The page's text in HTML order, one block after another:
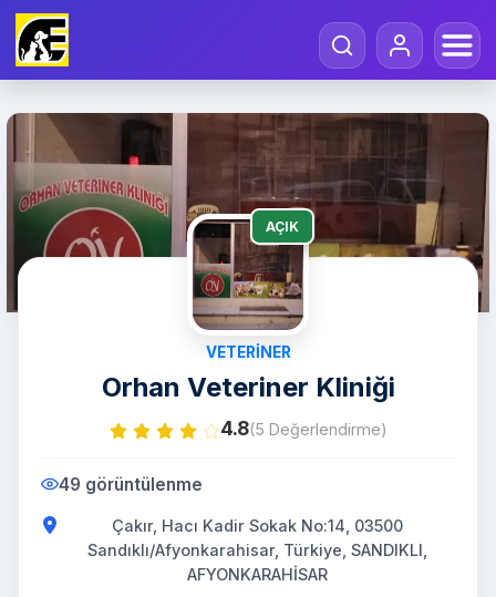
AÇIK
VETERINER
Orhan Veteriner Kliniği
4.8(5 Değerlendirme)
49 görüntülenme
Çakır, Hacı Kadir Sokak No:14, 03500
Sandıklı/Afyonkarahisar, Türkiye, SANDIKLI,
AFYONKARAHİSAR